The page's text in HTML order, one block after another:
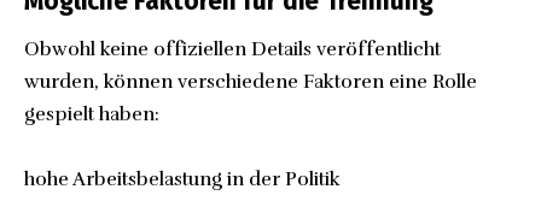
Obwohl keine offiziellen Details veröffentlicht
wurden, können verschiedene Faktoren eine Rolle
gespielt haben:
hohe Arbeitsbelastung in der Politik